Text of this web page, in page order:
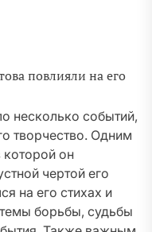
повлияли на его
несколько событий,
творчество. Одним
которой он
чертой его
на его стихах и
борьбы, судьбы